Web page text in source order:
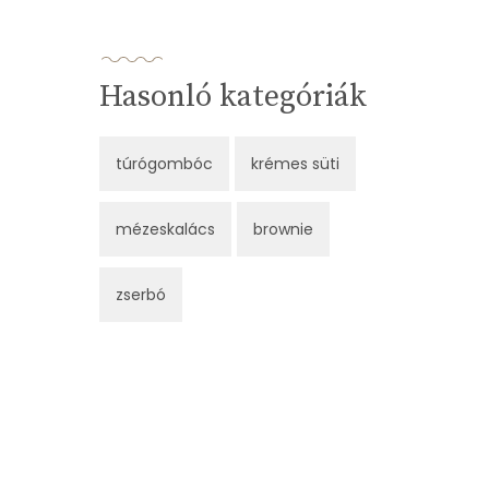
Hasonló kategóriák
túrógombóc krémes süti
mézeskalács brownie
zserbó